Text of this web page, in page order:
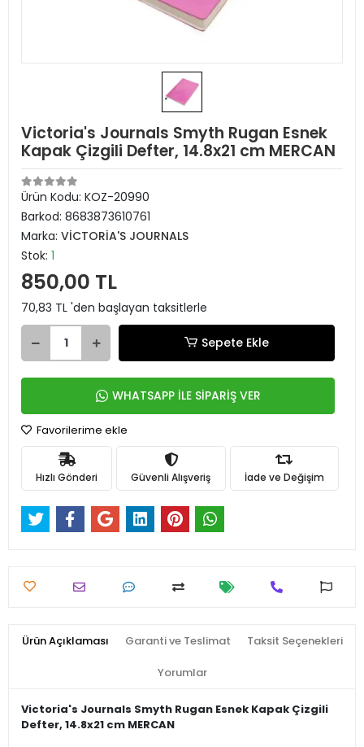
Victoria's Journals Smyth Rugan Esnek
Kapak Çizgili Defter, 14.8x21 cm MERCAN
Ürün Kodu: KOZ-20990
Barkod: 8683873610761
Marka: VİCTORİA'S JOURNALS
Stok: 1
850,00 TL
70,83 TL 'den başlayan taksitlerle
Sepete Ekle
WHATSAPP İLE SİPARİŞ VER
Favorilerime ekle
Hızlı Gönderi Güvenli Alışveriş İade ve Değişim
Ürün Açıklaması Garanti ve Teslimat Taksit Seçenekleri
Yorumlar
Victoria's Journals Smyth Rugan Esnek Kapak Çizgili
Defter, 14.8x21 cm MERCAN